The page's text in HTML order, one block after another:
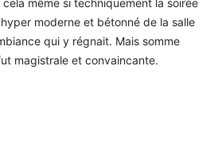
même si techniquement la soirée
moderne et bétonné de la salle
qui y régnait. Mais somme
magistrale et convaincante.